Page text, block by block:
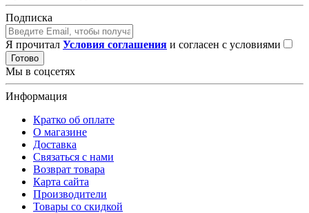
Подписка
Я прочитал Условия соглашения и согласен с условиями
Готово
Мы в соцсетях
Информация
Кратко об оплате
О магазине
Доставка
Связаться с нами
Возврат товара
Карта сайта
Производители
Товары со скидкой